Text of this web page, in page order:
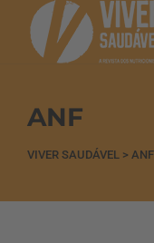
ANF
VIVER SAUDÁVEL > ANF